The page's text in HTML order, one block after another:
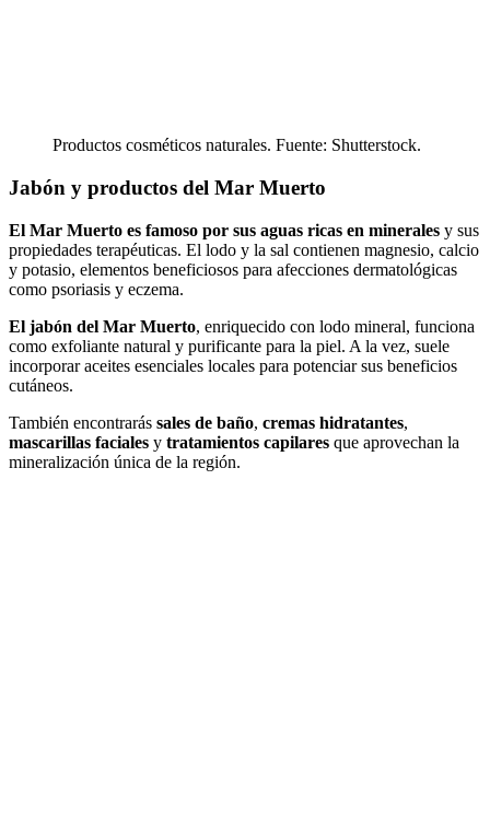
Productos cosméticos naturales. Fuente: Shutterstock.
Jabón y productos del Mar Muerto
El Mar Muerto es famoso por sus aguas ricas en minerales y sus
propiedades terapéuticas. El lodo y la sal contienen magnesio, calcio
y potasio, elementos beneficiosos para afecciones dermatológicas
como psoriasis y eczema.
El jabón del Mar Muerto, enriquecido con lodo mineral, funciona
como exfoliante natural y purificante para la piel. A la vez, suele
incorporar aceites esenciales locales para potenciar sus beneficios
cutáneos.
También encontrarás sales de baño, cremas hidratantes,
mascarillas faciales y tratamientos capilares que aprovechan la
mineralización única de la región.